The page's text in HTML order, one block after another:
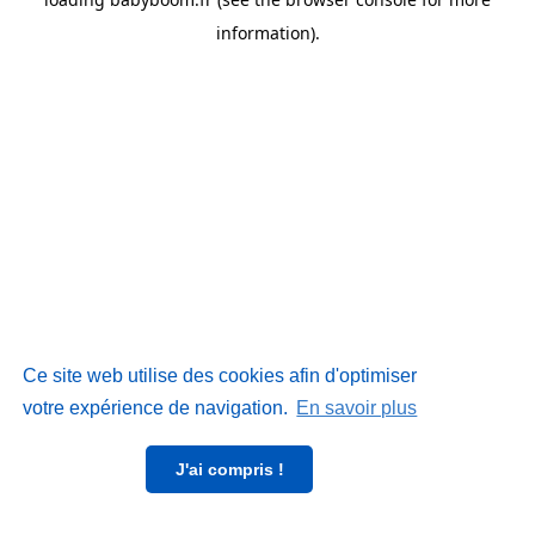
Ce site web utilise des cookies afin d'optimiser
votre expérience de navigation. En savoir plus
J'ai compris !
information).